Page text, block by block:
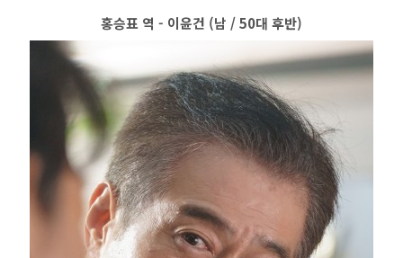
홍승표 역 - 이윤건 (남 / 50대 후반)